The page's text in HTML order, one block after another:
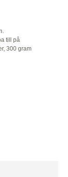
till på
300 gram